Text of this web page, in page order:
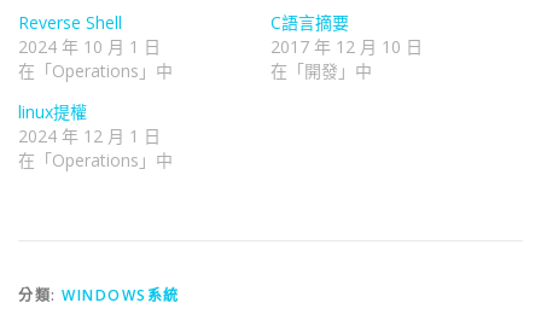
Reverse Shell
2024 年 10 月 1 日
在「Operations」中
C語言摘要
2017 年 12 月 10 日
在「開發」中
linux提權
2024 年 12 月 1 日
在「Operations」中
分類: WINDOWS系統